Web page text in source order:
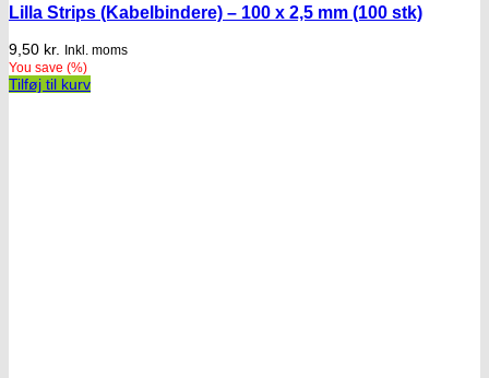
Lilla Strips (Kabelbindere) – 100 x 2,5 mm (100 stk)
9,50 kr. Inkl. moms
You save (%)
Tilføj til kurv